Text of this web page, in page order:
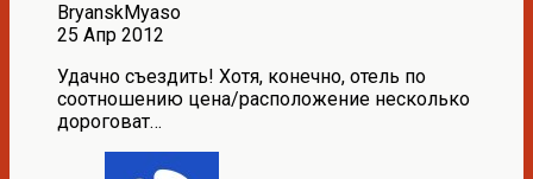
BryanskMyaso
25 Апр 2012
Удачно съездить! Хотя, конечно, отель по
соотношению цена/расположение несколько
дороговат…